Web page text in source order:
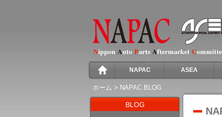
NAPAC ASEA
ホーム > NAPAC BLOG
BLOG